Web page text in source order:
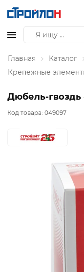
Главная Каталог
Крепежные
Дюбель-гвоздь
Код товара: 049097